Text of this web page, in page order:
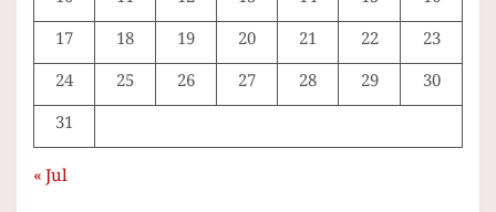
17
18 19 20 21 22
23
24
25 26 27 28 29
30
31
« Jul